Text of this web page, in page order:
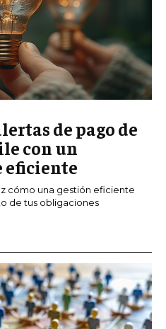
de pago de
con un
eficiente
cómo una gestión eficiente
de tus obligaciones